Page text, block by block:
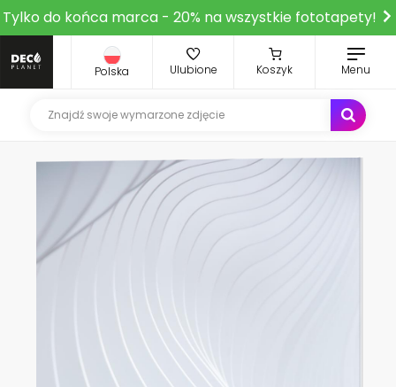
Tylko do końca marca - 20% na wszystkie fototapety!
Polska Ulubione Koszyk Menu